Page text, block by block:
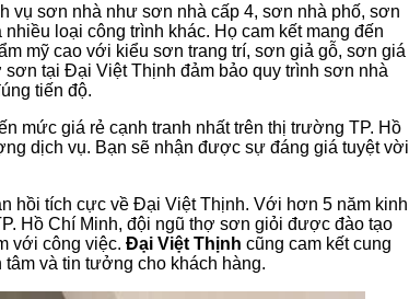
vụ sơn nhà như sơn nhà cấp 4, sơn nhà phố, sơn
loại công trình khác. Họ cam kết mang đến
mỹ cao với kiểu sơn trang trí, sơn giả gỗ, sơn giá
tại Đại Việt Thịnh đảm bảo quy trình sơn nhà
tiến độ.
mức giá rẻ cạnh tranh nhất trên thị trường TP. Hồ
dịch vụ. Bạn sẽ nhận được sự đáng giá tuyệt vời
hồi tích cực về Đại Việt Thịnh. Với hơn 5 năm kinh
Hồ Chí Minh, đội ngũ thợ sơn giỏi được đào tạo
với công việc. Đại Việt Thịnh cũng cam kết cung
và tin tưởng cho khách hàng.